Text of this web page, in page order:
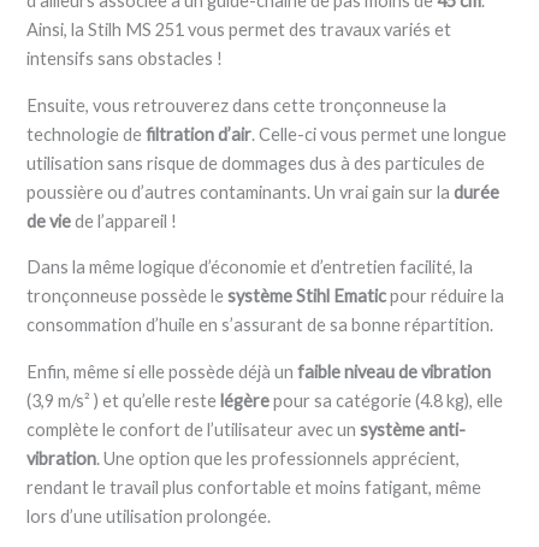
Ainsi, la Stilh MS 251 vous permet des travaux variés et
intensifs sans obstacles !
Ensuite, vous retrouverez dans cette tronçonneuse la
technologie defiltration d’air. Celle-ci vous permet une longue
utilisation sans risque de dommages dus à des particules de
poussière ou d’autres contaminants. Un vrai gain sur la durée
de viede l’appareil !
Dans la même logique d’économie et d’entretien facilité, la
tronçonneuse possède lesystème Stihl Ematicpour réduire la
consommation d’huile en s’assurant de sa bonne répartition.
Enfin, même si elle possède déjà un faible niveau de vibration
(3,9 m/s² ) et qu’elle reste légèrepour sa catégorie (4.8 kg), elle
complète le confort de l’utilisateur avec unsystème anti-
vibration. Une option que les professionnels apprécient,
rendant le travail plus confortable et moins fatigant, même
lors d’une utilisation prolongée.